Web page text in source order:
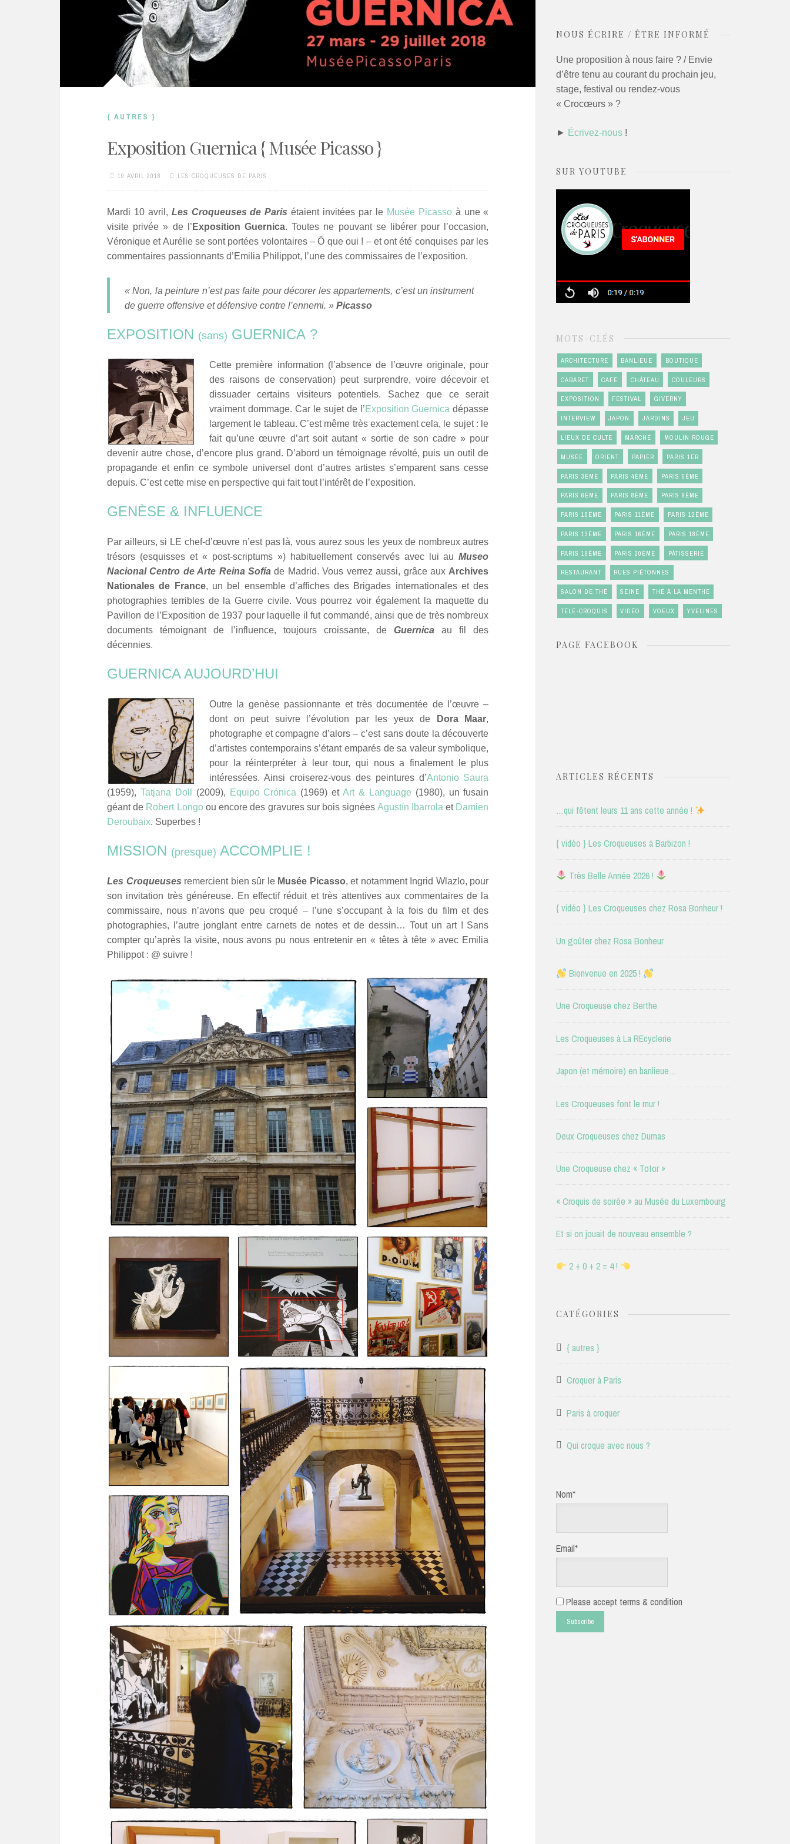
{ AUTRES }
Exposition Guernica { Musée Picasso }
19 AVRIL 2018 LES CROQUEUSES DE PARIS
Mardi 10 avril, Les Croqueuses de Paris étaient invitées par le Musée Picassoà une «
visite privée » de l’ Exposition Guernica.Toutes ne pouvant se libérer pour l’occasion,
Véronique et Aurélie se sont portées volontaires – Ô que oui ! – et ont été conquises par les
commentaires passionnants d’Emilia Philippot, l’une des commissaires de l’exposition.
« Non, la peinture n’est pas faite pour décorer les appartements, c’est un instrument
de guerre offensive et défensive contre l’ennemi. » Picasso
EXPOSITION (sans) GUERNICA ?
Cette première information (l’absence de l’œuvre originale, pour
des raisons de conservation) peut surprendre, voire décevoir et
dissuader certains visiteurs potentiels. Sachez que ce serait
vraiment dommage. Car le sujet de l’ Exposition Guernica dépasse
largement le tableau. C’est même très exactement cela, le sujet : le
fait qu’une œuvre d’art soit autant « sortie de son cadre » pour
devenir autre chose, d’encore plus grand. D’abord un témoignage révolté, puis un outil de
propagande et enfin ce symbole universel dont d’autres artistes s’emparent sans cesse
depuis. C’est cette mise en perspective qui fait tout l’intérêt de l’exposition.
GENÈSE & INFLUENCE
Par ailleurs, si LE chef-d’œuvre n’est pas là, vous aurez sous les yeux de nombreux autres
trésors (esquisses et « post-scriptums ») habituellement conservés avec lui auMuseo
Nacional Centro de Arte Reina Sofía de Madrid. Vous verrez aussi, grâce aux Archives
Nationales de France, un bel ensemble d’affiches des Brigades internationales et des
photographies terribles de la Guerre civile. Vous pourrez voir également la maquette du
Pavillon de l’Exposition de 1937 pour laquelle il fut commandé, ainsi que de très nombreux
documents témoignant de l’influence, toujours croissante, deGuernica au fil des
décennies.
GUERNICA AUJOURD’HUI
Outre la genèse passionnante et très documentée de l’œuvre –
dont on peut suivre l’évolution par les yeux de
Dora Maar,
photographe et compagne d’alors – c’est sans doute la découverte
d’artistes contemporains s’étant emparés de sa valeur symbolique,
pour la réinterpréter à leur tour, qui nous a finalement le plus
intéressées. Ainsi croiserez-vous des peintures d’Antonio Saura
(1959), Tatjana Doll (2009), Equipo Crónica (1969) etArt & Language (1980), un fusain
géant de Robert Longoou encore des gravures sur bois signées Agustín Ibarrola et Damien
Deroubaix. Superbes !
MISSION (presque) ACCOMPLIE !
Les Croqueuses remercient bien sûr le Musée Picasso, et notamment Ingrid Wlazlo, pour
son invitation très généreuse. En effectif réduit et très attentives aux commentaires de la
commissaire, nous n’avons que peu croqué – l’une s’occupant à la fois du film et des
photographies, l’autre jonglant entre carnets de notes et de dessin… Tout un art ! Sans
compter qu’après la visite, nous avons pu nous entretenir en « têtes à tête » avec Emilia
Philippot : @ suivre !
NOUS ÉCRIRE / ÊTRE INFORMÉ
Une proposition à nous faire ? / Envie
d’être tenu au courant du prochain jeu,
stage, festival ou rendez-vous
« Crocœurs » ?
► Écrivez-nous!
SUR YOUTUBE
MOTS-CLÉS
ARCHITECTURE BANLIEUE BOUTIQUE
CABARET CAFÉ CHÂTEAU COULEURS
EXPOSITION FESTIVAL GIVERNY
INTERVIEW JAPON JARDINS JEU
LIEUX DE CULTE MARCHÉ MOULIN ROUGE
MUSÉE ORIENT PAPIER PARIS 1ER
PARIS 3ÈME PARIS 4ÈME PARIS 5ÈME
PARIS 6ÈME PARIS 8ÈME PARIS 9ÈME
PARIS 10ÈME PARIS 11ÈME PARIS 12ÈME
PARIS 13ÈME PARIS 16ÈME PARIS 18ÈME
PARIS 19ÈME PARIS 20ÈME PÂTISSERIE
RESTAURANT RUES PIÉTONNES
SALON DE THÉ SEINE THÉ À LA MENTHE
TÉLÉ-CROQUIS VIDÉO VOEUX YVELINES
PAGE FACEBOOK
ARTICLES RÉCENTS
…qui fêtent leurs 11 ans cette année !
{ vidéo } Les Croqueuses à Barbizon !
Très Belle Année 2026 !
{ vidéo } Les Croqueuses chez Rosa Bonheur !
Un goûter chez Rosa Bonheur
Bienvenue en 2025 !
Une Croqueuse chez Berthe
Les Croqueuses à La REcyclerie
Japon (et mémoire) en banlieue…
Les Croqueuses font le mur !
Deux Croqueuses chez Dumas
Une Croqueuse chez « Totor »
« Croquis de soirée » au Musée du Luxembourg
Et si on jouait de nouveau ensemble ?
2 + 0 + 2 = 4 !
CATÉGORIES
{ autres }
Croquer à Paris
Paris à croquer
Qui croque avec nous ?
Nom*
Email*
Please accept terms & condition